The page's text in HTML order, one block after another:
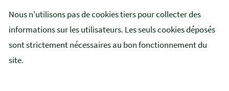
Nous n'utilisons pas de cookies tiers pour collecter des
informations sur les utilisateurs. Les seuls cookies déposés
sont strictement nécessaires au bon fonctionnement du
site.